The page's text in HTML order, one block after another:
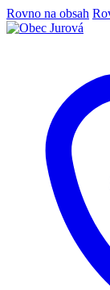
Rovno na obsah